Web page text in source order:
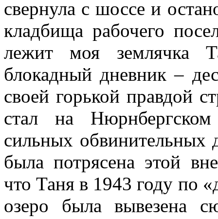
свернула с шоссе и
кладбища рабочего
лежит моя землячка
блокадный дневник –
своей горькой правдой
стал на
сильных обвинительных
была потрясена этой
что Таня в 1943 году по
озеро была вывезена